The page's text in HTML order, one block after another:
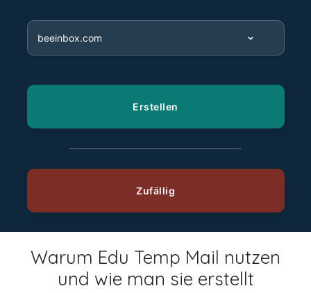
Warum Edu Temp Mail nutzen
und wie man sie erstellt